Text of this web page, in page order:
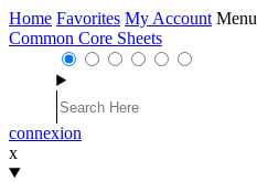
Home Favorites My Account Menu
Common Core Sheets
connexion
x